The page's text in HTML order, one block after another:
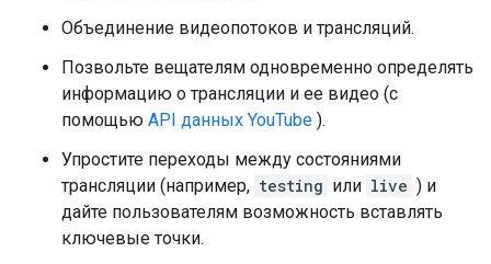
Объединение видеопотоков и трансляций.
Позвольте вещателям одновременно определять
информацию о трансляции и ее видео (с
помощью API данных YouTube ).
Упростите переходы между состояниями
трансляции (например, testing или live ) и
дайте пользователям возможность вставлять
ключевые точки.